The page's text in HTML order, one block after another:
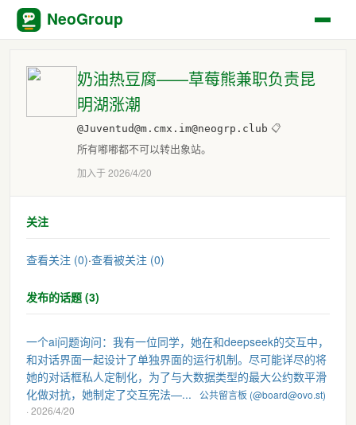
NeoGroup
奶油热豆腐——草莓熊兼职负责昆
明湖涨潮
@Juventud@m.cmx.im@neogrp.club 📋
所有嘟嘟都不可以转出象站。
加入于 2026/4/20
关注
查看关注 (0)·查看被关注 (0)
发布的话题 (3)
一个ai问题询问：我有一位同学，她在和deepseek的交互中，
和对话界面一起设计了单独界面的运行机制。尽可能详尽的将
她的对话框私人定制化，为了与大数据类型的最大公约数平滑
化做对抗，她制定了交互宪法—...
公共留言板 (@board@ovo.st)
· 2026/4/20